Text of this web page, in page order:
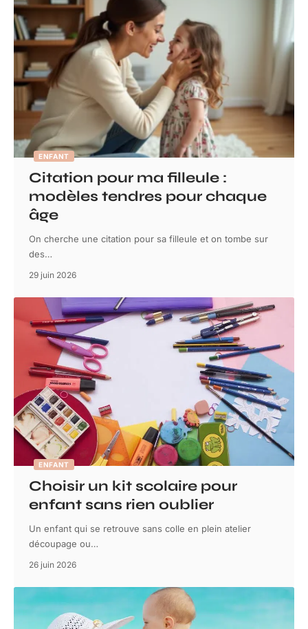
ENFANT
Citation pour ma filleule :
modèles tendres pour chaque
âge
On cherche une citation pour sa filleule et on tombe sur
des…
29 juin 2026
ENFANT
Choisir un kit scolaire pour
enfant sans rien oublier
Un enfant qui se retrouve sans colle en plein atelier
découpage ou…
26 juin 2026